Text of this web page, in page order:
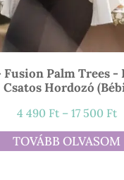
Palm Trees -
Csatos Hordozó
4 490 Ft – 17 500 Ft
4
TOVÁBB OLVASOM